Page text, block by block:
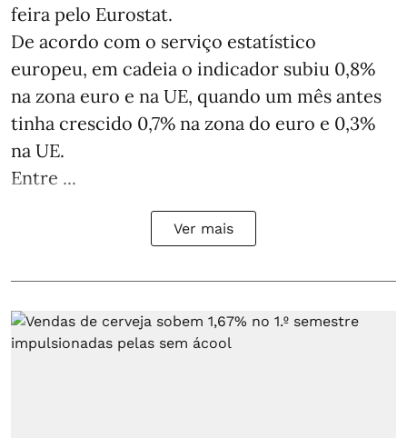
feira pelo Eurostat.
De acordo com o serviço estatístico
europeu, em cadeia o indicador subiu 0,8%
na zona euro e na UE, quando um mês antes
tinha crescido 0,7% na zona do euro e 0,3%
na UE.
Entre ...
Ver mais